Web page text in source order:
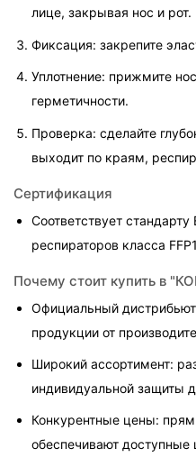
лице, закрывая нос и рот.
Фиксация: закрепите
Уплотнение: прижмите
герметичности.
Проверка: сделайте
выходит по краям,
Сертификация
Соответствует
респираторов класса
Почему стоит купить в
Официальный
продукции от
Широкий ассортимент:
индивидуальной защиты
Конкурентные цены:
обеспечивают доступные